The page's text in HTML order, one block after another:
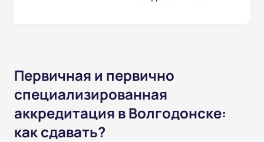
Первичная и первично
специализированная
аккредитация в Волгодонске:
как сдавать?